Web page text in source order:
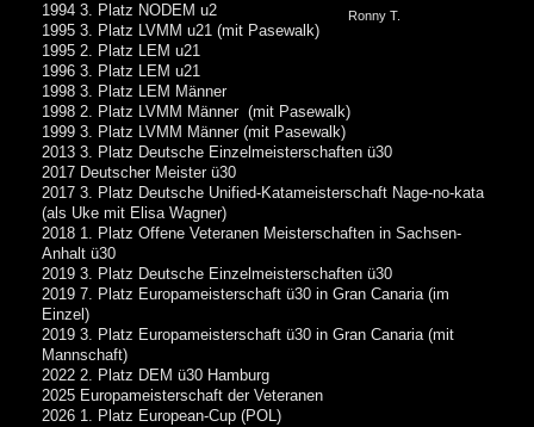
Ronny T.
1994 3. Platz NODEM u2
1995 3. Platz LVMM u21 (mit Pasewalk)
1995 2. Platz LEM u21
1996 3. Platz LEM u21
1998 3. Platz LEM Männer
1998 2. Platz LVMM Männer (mit Pasewalk)
1999 3. Platz LVMM Männer (mit Pasewalk)
2013 3. Platz Deutsche Einzelmeisterschaften ü30
2017 Deutscher Meister ü30
2017 3. Platz Deutsche Unified-Katameisterschaft Nage-no-kata
(als Uke mit Elisa Wagner)
2018 1. Platz Offene Veteranen Meisterschaften in Sachsen-
Anhalt ü30
2019 3. Platz Deutsche Einzelmeisterschaften ü30
2019 7. Platz Europameisterschaft ü30 in Gran Canaria (im
Einzel)
2019 3. Platz Europameisterschaft ü30 in Gran Canaria (mit
Mannschaft)
2022 2. Platz DEM ü30 Hamburg
2025 Europameisterschaft der Veteranen
2026 1. Platz European-Cup (POL)